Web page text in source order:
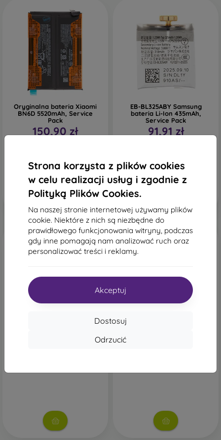
Strona korzysta z plików cookies
w celu realizacji usług i zgodnie z
Polityką Plików Cookies.
Na naszej stronie internetowej używamy plików
cookie. Niektóre z nich są niezbędne do
prawidłowego funkcjonowania witryny, podczas
gdy inne pomagają nam analizować ruch oraz
personalizować treści i reklamy.
Akceptuj
Dostosuj
Odrzucić
Oryginalna bateria Xiaomi
BN6D 5520mAh, Service
Pack
150,90 zł
EB-BL325ABY Samsung
bateria Li-Ion 435mAh,
Service Pack
91,91 zł
Samsung Li-Ion 5100 mAh,